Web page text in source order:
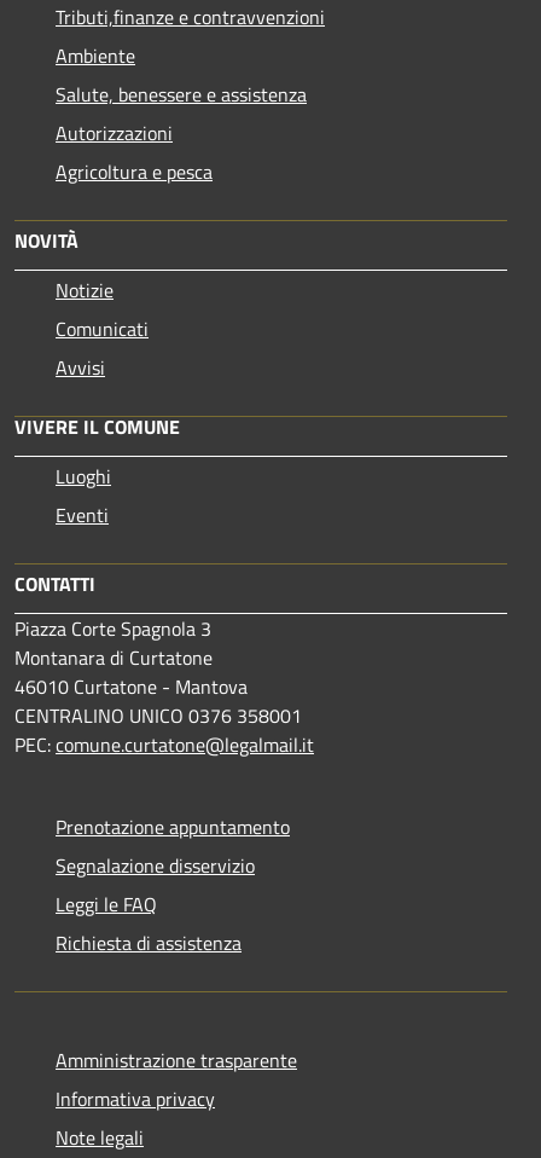
Tributi,finanze e contravvenzioni
Ambiente
Salute, benessere e assistenza
Autorizzazioni
Agricoltura e pesca
NOVITÀ
Notizie
Comunicati
Avvisi
VIVERE IL COMUNE
Luoghi
Eventi
CONTATTI
Piazza Corte Spagnola 3
Montanara di Curtatone
46010 Curtatone - Mantova
CENTRALINO UNICO 0376 358001
PEC:comune.curtatone@legalmail.it
Prenotazione appuntamento
Segnalazione disservizio
Leggi le FAQ
Richiesta di assistenza
Amministrazione trasparente
Informativa privacy
Note legali